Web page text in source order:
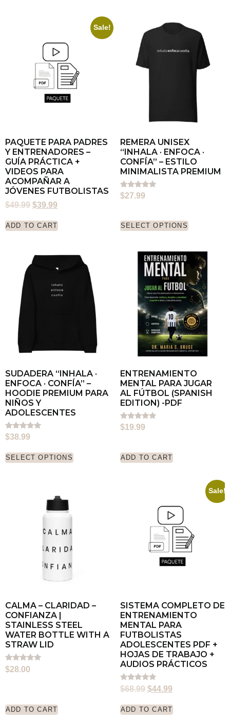
Sale!
PAQUETE PARA PADRES
Y ENTRENADORES –
GUÍA PRÁCTICA +
VIDEOS PARA
ACOMPAÑAR A
JÓVENES FUTBOLISTAS
$49.99 $39.99
ADD TO CART
REMERA UNISEX
“INHALA · ENFOCA ·
CONFÍA” – ESTILO
MINIMALISTA PREMIUM
Rated
5.00
$27.99
SELECT OPTIONS
SUDADERA “INHALA ·
ENFOCA · CONFÍA” –
HOODIE PREMIUM PARA
NIÑOS Y
ADOLESCENTES
Rated
5.00
$38.99
SELECT OPTIONS
ENTRENAMIENTO
MENTAL PARA JUGAR
AL FÚTBOL (SPANISH
EDITION) -PDF
Rated
5.00
$19.99
ADD TO CART
CALMA – CLARIDAD –
CONFIANZA |
STAINLESS STEEL
WATER BOTTLE WITH A
STRAW LID
Rated
5.00
$28.00
ADD TO CART
Sale!
SISTEMA COMPLETO DE
ENTRENAMIENTO
MENTAL PARA
FUTBOLISTAS
ADOLESCENTES PDF +
HOJAS DE TRABAJO +
AUDIOS PRÁCTICOS
Rated
5.00
$68.99 $44.99
ADD TO CART